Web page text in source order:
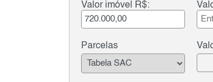
Valor imóvel R$:
Parcelas